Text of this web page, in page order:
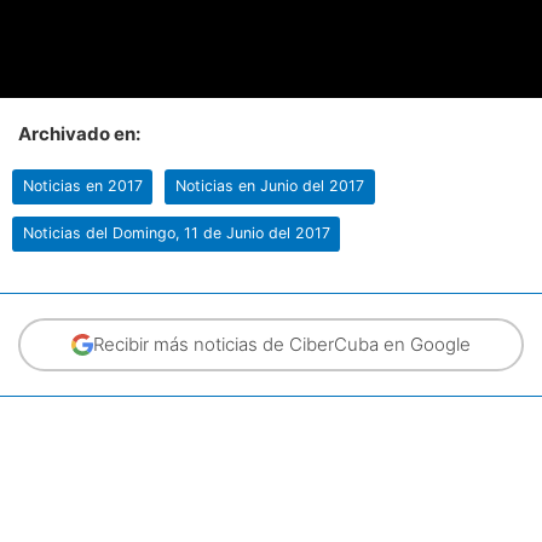
Archivado en:
Noticias en 2017 Noticias en Junio del 2017
Noticias del Domingo, 11 de Junio del 2017
Recibir más noticias de CiberCuba en Google